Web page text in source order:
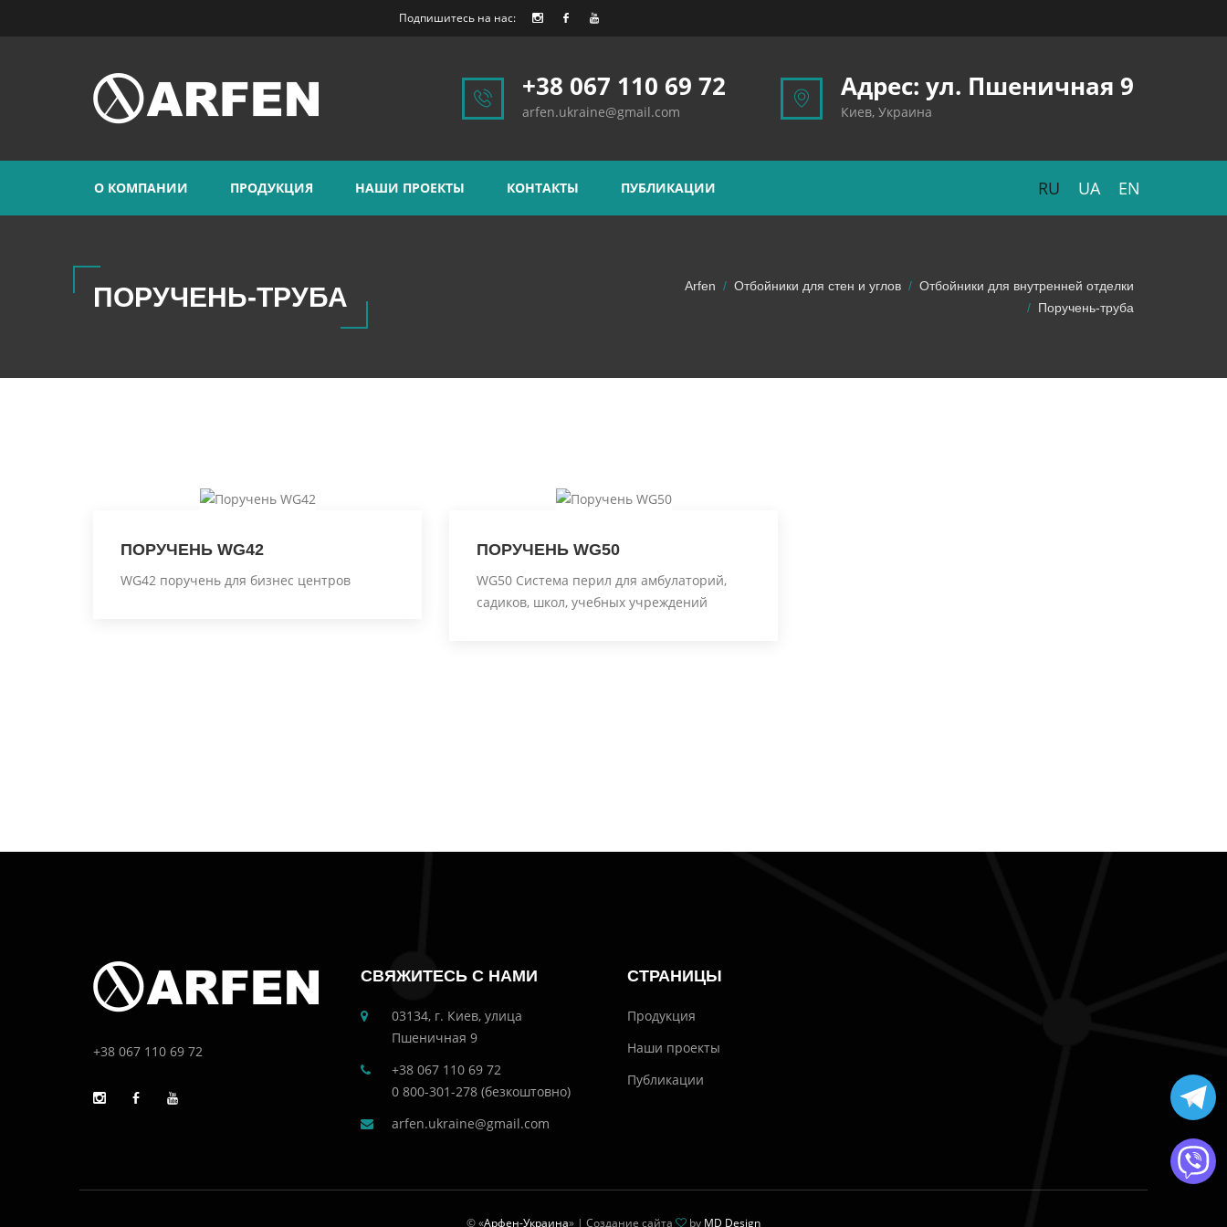
Подпишитесь на нас:
+38 067 110 69 72
arfen.ukraine@gmail.com
Адрес: ул. Пшеничная 9
Киев, Украина
О КОМПАНИИ ПРОДУКЦИЯ НАШИ ПРОЕКТЫ КОНТАКТЫ ПУБЛИКАЦИИ RU UA EN
ПОРУЧЕНЬ-ТРУБА Arfen Отбойники для стен и углов
Отбойники для внутренней отделки
Поручень-труба
ПОРУЧЕНЬ WG42
WG42 поручень для бизнес центров
ПОРУЧЕНЬ WG50
WG50 Система перил для амбулаторий,
садиков, школ, учебных учреждений
+38 067 110 69 72
СВЯЖИТЕСЬ С НАМИ
03134, г. Киев, улица
Пшеничная 9
+38 067 110 69 72
0 800-301-278 (безкоштовно)
arfen.ukraine@gmail.com
СТРАНИЦЫ
Продукция
Наши проекты
Публикации
© «Арфен-Украина» | Создание сайта by MD Design